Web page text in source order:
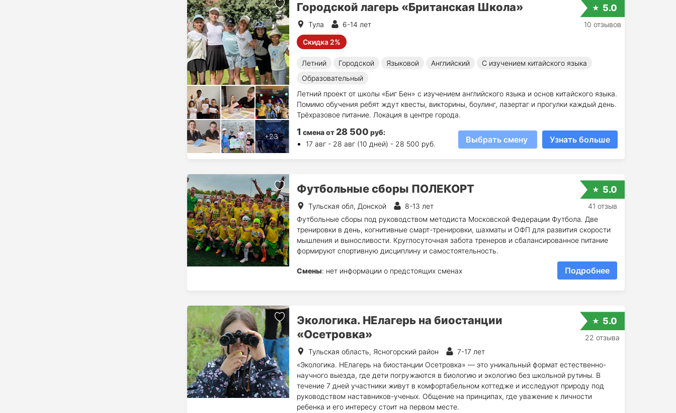
Городской лагерь «Британская Школа»
Тула 6-14 лет
Скидка 2%
Летний Городской Языковой Английский
С изучением китайского языка
Образовательный
Летний проект от школы «Биг Бен» с изучением английского языка и основ китайского языка.
Помимо обучения ребят ждут квесты, викторины, боулинг, лазертаг и прогулки каждый день.
Трёхразовое питание. Локация в центре города.
1 сменаот28 500 руб:
17 авг - 28 авг (10 дней) - 28 500 руб.
Выбрать смену Узнать больше
5.0
10 отзывов
Футбольные сборы ПОЛЕКОРТ
Тульская обл, Донской
8-13 лет
Футбольные сборы под руководством методиста Московской Федерации Футбола. Две
тренировки в день, когнитивные смарт-тренировки, шахматы и ОФП для развития скорости
мышления и выносливости. Круглосуточная забота тренеров и сбалансированное питание
формируют спортивную дисциплину и самостоятельность.
Смены: нет информации о предстоящих сменах Подробнее
5.0
41 отзыв
Экологика. НЕлагерь на биостанции
«Осетровка»
Тульская область, Ясногорский район
7-17 лет
«Экологика. НЕлагерь на биостанции Осетровка» — это уникальный формат естественно-
научного выезда, где дети погружаются в биологию и экологию без школьной рутины. В
течение 7 дней участники живут в комфортабельном коттедже и исследуют природу под
руководством наставников-ученых. Общение на принципах, где уважение к личности
ребенка и его интересу стоит на первом месте.
5.0
22 отзыва